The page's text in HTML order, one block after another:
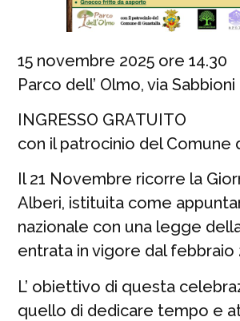
15 novembre 2025 ore 14.30
Parco dell’ Olmo, via
INGRESSO GRATUITO
con il patrocinio del Comune
Il 21 Novembre ricorre la
Alberi, istituita come
nazionale con una legge
entrata in vigore dal febbraio
L’ obiettivo di questa
quello di dedicare tempo e